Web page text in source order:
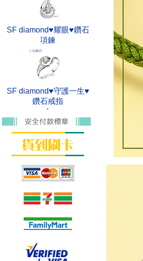
SF diamond♥耀眼♥鑽石
項鍊
SF diamond♥守護一生♥
鑽石戒指